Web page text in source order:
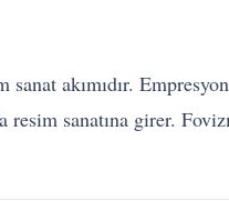
akımıdır.
sanatına girer.